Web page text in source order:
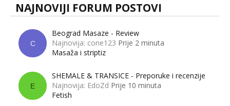
NAJNOVIJI FORUM POSTOVI
C
Beograd Masaze - Review
Najnovija: cone123 Prije 2 minuta
Masaža i striptiz
E
SHEMALE & TRANSICE - Preporuke i recenzije
Najnovija: EdoZd Prije 10 minuta
Fetish